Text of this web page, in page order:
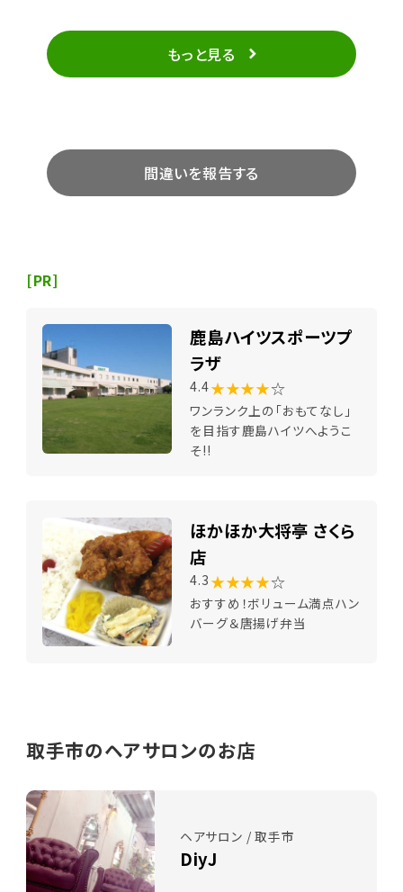
もっと見る
間違いを報告する
[PR]
鹿島ハイツスポーツプ
ラザ
4.4★★★★☆
ワンランク上の「おもてなし」
を目指す鹿島ハイツへようこ
そ!!
ほかほか大将亭 さくら
店
4.3 ★★★★☆
おすすめ！ボリューム満点ハン
バーグ＆唐揚げ弁当
取手市のヘアサロンのお店
ヘアサロン / 取手市
DiyJ